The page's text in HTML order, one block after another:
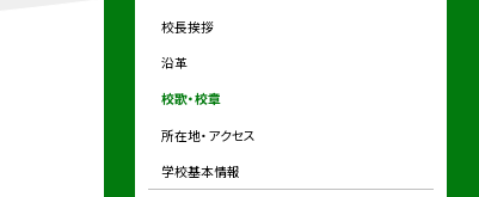
校長挨拶
沿革
校歌・校章
所在地・アクセス
学校基本情報